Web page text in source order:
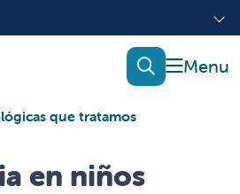
mostrar
buscar
que tratamos
en niños